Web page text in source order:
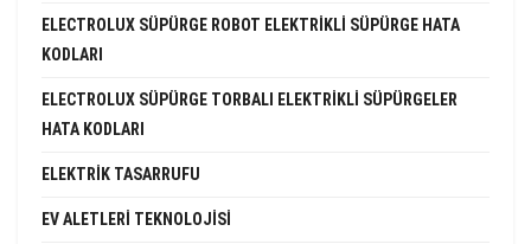
ELECTROLUX SÜPÜRGE ROBOT ELEKTRIKLI SÜPÜRGE HATA
KODLARI
ELECTROLUX SÜPÜRGE TORBALI ELEKTRIKLI SÜPÜRGELER
HATA KODLARI
ELEKTRIK TASARRUFU
EV ALETLERI TEKNOLOJISI